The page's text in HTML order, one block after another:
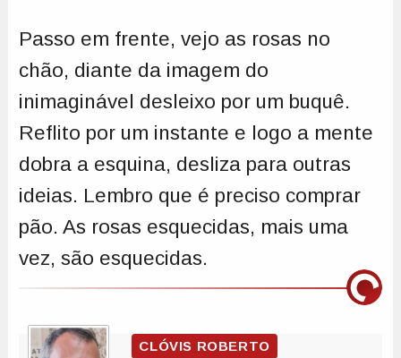
Passo em frente, vejo as rosas no
chão, diante da imagem do
inimaginável desleixo por um buquê.
Reflito por um instante e logo a mente
dobra a esquina, desliza para outras
ideias. Lembro que é preciso comprar
pão. As rosas esquecidas, mais uma
vez, são esquecidas.